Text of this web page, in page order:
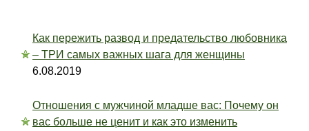
Как пережить развод и предательство любовника
– ТРИ самых важных шага для женщины
6.08.2019
Отношения с мужчиной младше вас: Почему он
вас больше не ценит и как это изменить